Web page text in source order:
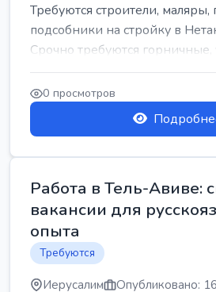
Требуются строители, маляры,
подсобники на стройку в
Срочно требуются горничные,
0 просмотров
Работа в Тель-Авиве:
вакансии для
опыта
Требуются
Иерусалим Опубликовано: